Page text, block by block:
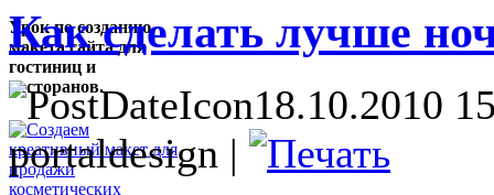
Урок по созданию
макета сайта для
гостиниц и
ресторанов.
Как сделать лучше
18.10.2010
portaldesign |